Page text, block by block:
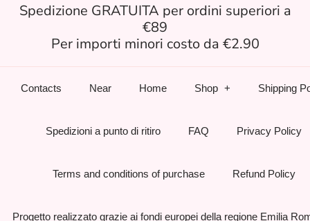
Spedizione GRATUITA per ordini superiori a
€89
Per importi minori costo da €2.90
Contacts Near Home Shop Shipping
Spedizioni a punto di ritiro FAQ Privacy Policy
Terms and conditions of purchase Refund Policy
Progetto realizzato grazie ai fondi europei della regione Emilia